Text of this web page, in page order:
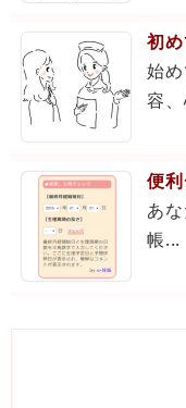
初
始
容
便
あ
帳...